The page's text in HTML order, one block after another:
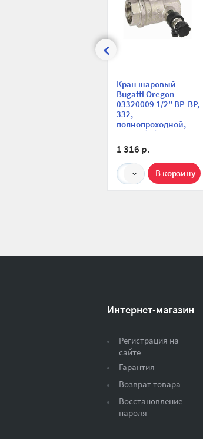
Кран шаровый
Bugatti Oregon
03320009 1/2" ВР-ВР,
332,
полнопроходной,
ручка-бабочка, с
заглушкой 1/4" и
дренажным
вентилем
1 316 р.
1
Интернет-магазин
Регистрация на
сайте
Гарантия
Возврат товара
Восстановление
пароля